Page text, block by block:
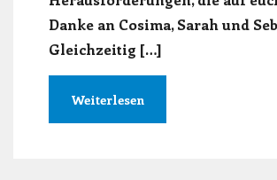
Danke an Cosima, Sarah und
Gleichzeitig […]
Weiterlesen